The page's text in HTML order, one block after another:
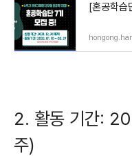
[혼공학습
2. 활동 기간:
주)